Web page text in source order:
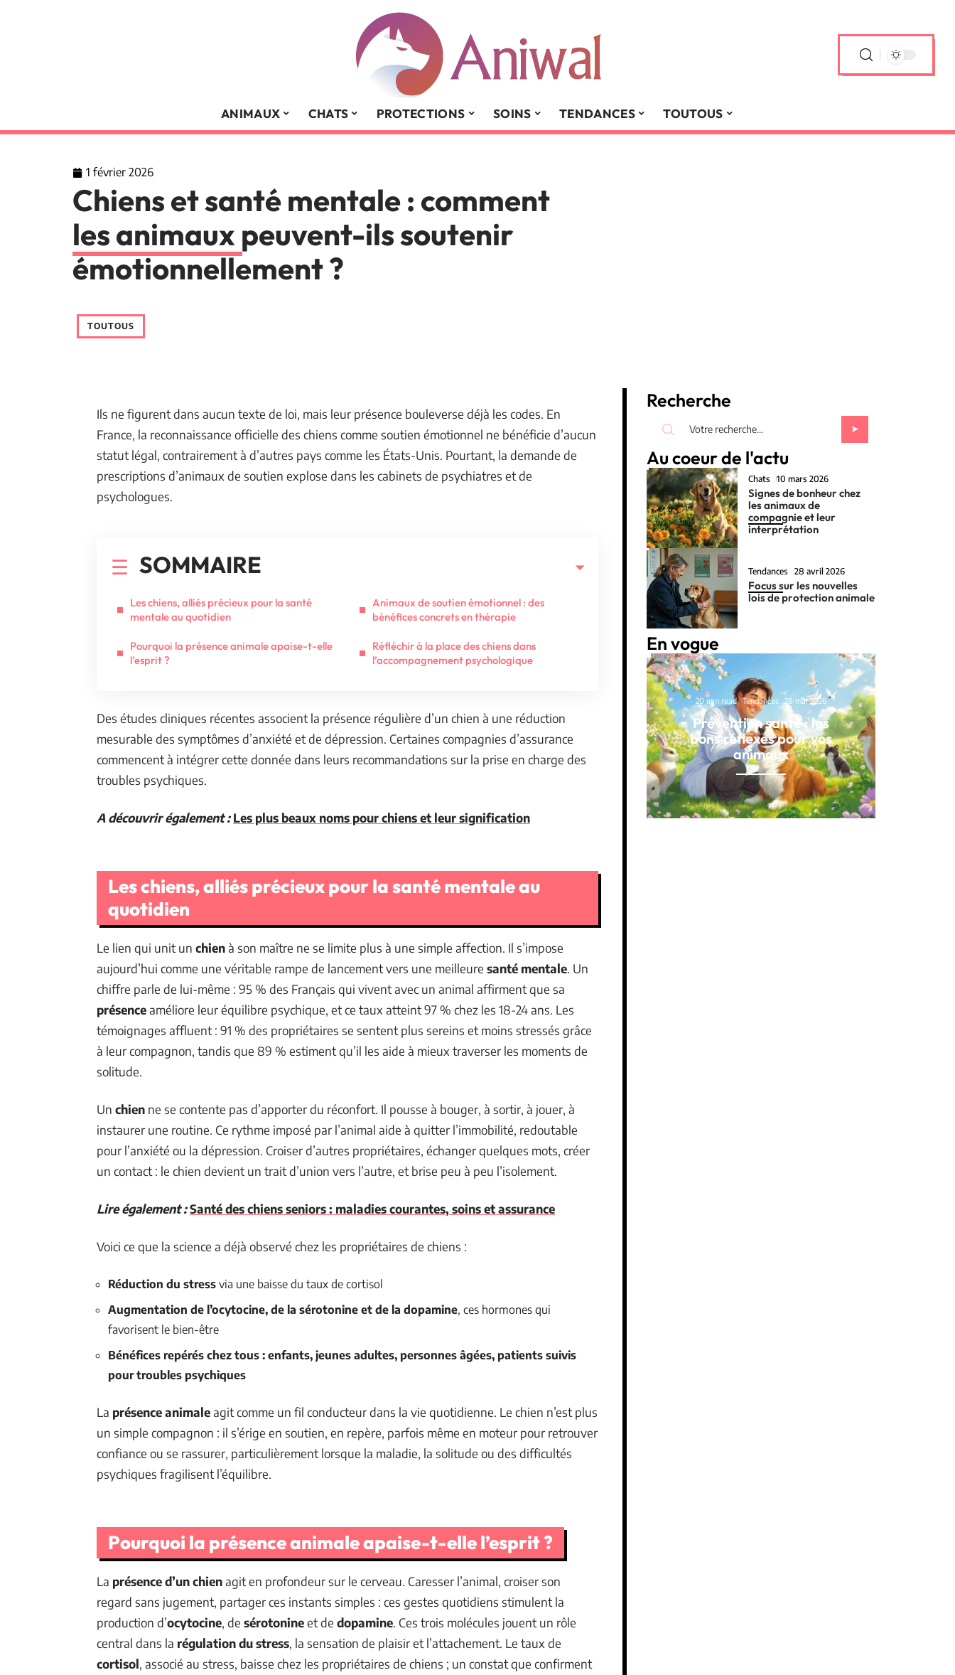
ANIMAUX CHATS PROTECTIONS SOINS TENDANCES TOUTOUS
1 février 2026
Chiens et santé mentale : comment
les animaux peuvent-ils soutenir
émotionnellement ?
TOUTOUS
Ils ne figurent dans aucun texte de loi, mais leur présence bouleverse déjà les codes. En
France, la reconnaissance officielle des chiens comme soutien émotionnel ne bénéficie d’aucun
statut légal, contrairement à d’autres pays comme les États-Unis. Pourtant, la demande de
prescriptions d’animaux de soutien explose dans les cabinets de psychiatres et de
psychologues.
SOMMAIRE
Les chiens, alliés précieux pour la santé
mentale au quotidien
Pourquoi la présence animale apaise-t-elle
l’esprit ?
Animaux de soutien émotionnel : des
bénéfices concrets en thérapie
Réfléchir à la place des chiens dans
l’accompagnement psychologique
Des études cliniques récentes associent la présence régulière d’un chien à une réduction
mesurable des symptômes d’anxiété et de dépression. Certaines compagnies d’assurance
commencent à intégrer cette donnée dans leurs recommandations sur la prise en charge des
troubles psychiques.
A découvrir également : Les plus beaux noms pour chiens et leur signification
Les chiens, alliés précieux pour la santé mentale au
quotidien
Le lien qui unit un chienà son maître ne se limite plus à une simple affection. Il s’impose
aujourd’hui comme une véritable rampe de lancement vers une meilleure santé mentale. Un
chiffre parle de lui-même : 95 % des Français qui vivent avec un animal affirment que sa
présenceaméliore leur équilibre psychique, et ce taux atteint 97 % chez les 18-24 ans. Les
témoignages affluent : 91 % des propriétaires se sentent plus sereins et moins stressés grâce
à leur compagnon, tandis que 89 % estiment qu’il les aide à mieux traverser les moments de
solitude.
Un chien ne se contente pas d’apporter du réconfort. Il pousse à bouger, à sortir, à jouer, à
instaurer une routine. Ce rythme imposé par l’animal aide à quitter l’immobilité, redoutable
pour l’anxiété ou la dépression. Croiser d’autres propriétaires, échanger quelques mots, créer
un contact : le chien devient un trait d’union vers l’autre, et brise peu à peu l’isolement.
Lire également :Santé des chiens seniors : maladies courantes, soins et assurance
Voici ce que la science a déjà observé chez les propriétaires de chiens :
Réduction du stress via une baisse du taux de cortisol
Augmentation de l’ocytocine, de la sérotonine et de la dopamine, ces hormones qui
favorisent le bien-être
Bénéfices repérés chez tous : enfants, jeunes adultes, personnes âgées, patients suivis
pour troubles psychiques
La présence animaleagit comme un fil conducteur dans la vie quotidienne. Le chien n’est plus
un simple compagnon : il s’érige en soutien, en repère, parfois même en moteur pour retrouver
confiance ou se rassurer, particulièrement lorsque la maladie, la solitude ou des difficultés
psychiques fragilisent l’équilibre.
Pourquoi la présence animale apaise-t-elle l’esprit ?
La présence d’un chienagit en profondeur sur le cerveau. Caresser l’animal, croiser son
regard sans jugement, partager ces instants simples : ces gestes quotidiens stimulent la
production d’ocytocine, de sérotonineet de dopamine. Ces trois molécules jouent un rôle
central dans la régulation du stress, la sensation de plaisir et l’attachement. Le taux de
cortisol, associé au stress, baisse chez les propriétaires de chiens ; un constat que confirment
Recherche
Au coeur de l'actu
Chats 10 mars 2026
Signes de bonheur chez
les animaux de
compagnie et leur
interprétation
Tendances 28 avril 2026
Focus sur les nouvelles
lois de protection animale
En vogue
20 min read Tendances 28 mai 2026
Prévention santé : les
bons réflexes pour vos
animaux